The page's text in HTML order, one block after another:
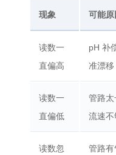
现象 可能原
读数一
直偏高
pH 补
准漂移
读数一
直偏低
管路
流速
读数忽
管路